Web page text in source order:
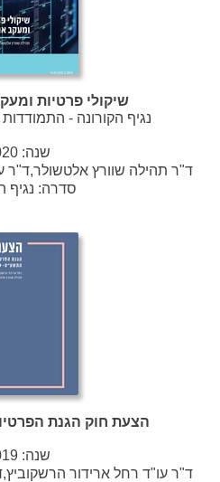
שיקולי פרטיות
נגיף הקורונה -
שנה:
ד"ר תהילה שוורץ אלטשולר,ד"ר
סדרה: נגיף
הצעת חוק הגנת
שנה:
ד"ר עו"ד רחל ארידור